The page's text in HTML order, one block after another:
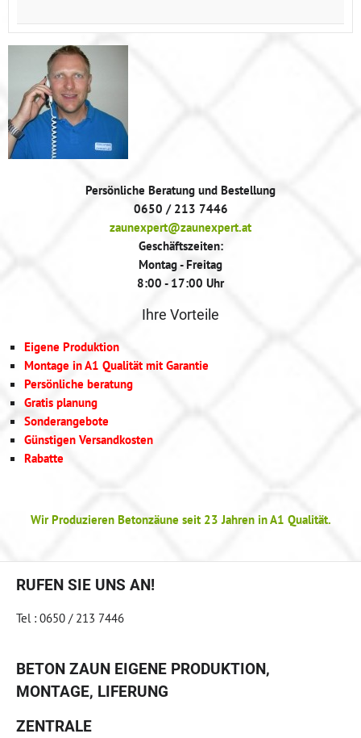
Persönliche Beratung und Bestellung
0650 / 213 7446
zaunexpert@zaunexpert.at
Geschäftszeiten:
Montag - Freitag
8:00 - 17:00 Uhr
Ihre Vorteile
Eigene Produktion
Montage in A1 Qualität mit Garantie
Persönliche beratung
Gratis planung
Sonderangebote
Günstigen Versandkosten
Rabatte
Wir Produzieren Betonzäune seit 23 Jahren in A1 Qualität.
RUFEN SIE UNS AN!
Tel : 0650 / 213 7446
BETON ZAUN EIGENE PRODUKTION,
MONTAGE, LIFERUNG
ZENTRALE